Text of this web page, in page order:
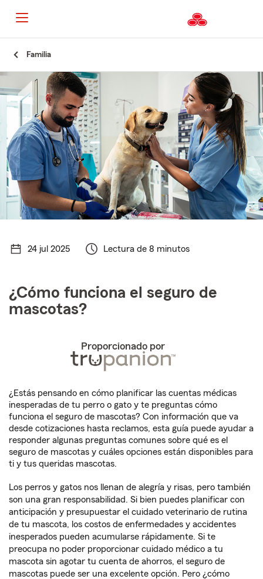
Familia
24 jul 2025 Lectura de 8 minutos
¿Cómo funciona el seguro de
mascotas?
Proporcionado por
¿Estás pensando en cómo planificar las cuentas médicas
inesperadas de tu perro o gato y te preguntas cómo
funciona el seguro de mascotas? Con información que va
desde cotizaciones hasta reclamos, esta guía puede ayudar a
responder algunas preguntas comunes sobre qué es el
seguro de mascotas y cuáles opciones están disponibles para
ti y tus queridas mascotas.
Los perros y gatos nos llenan de alegría y risas, pero también
son una gran responsabilidad. Si bien puedes planificar con
anticipación y presupuestar el cuidado veterinario de rutina
de tu mascota, los costos de enfermedades y accidentes
inesperados pueden acumularse rápidamente. Si te
preocupa no poder proporcionar cuidado médico a tu
mascota sin agotar tu cuenta de ahorros, el seguro de
mascotas puede ser una excelente opción. Pero ¿cómo